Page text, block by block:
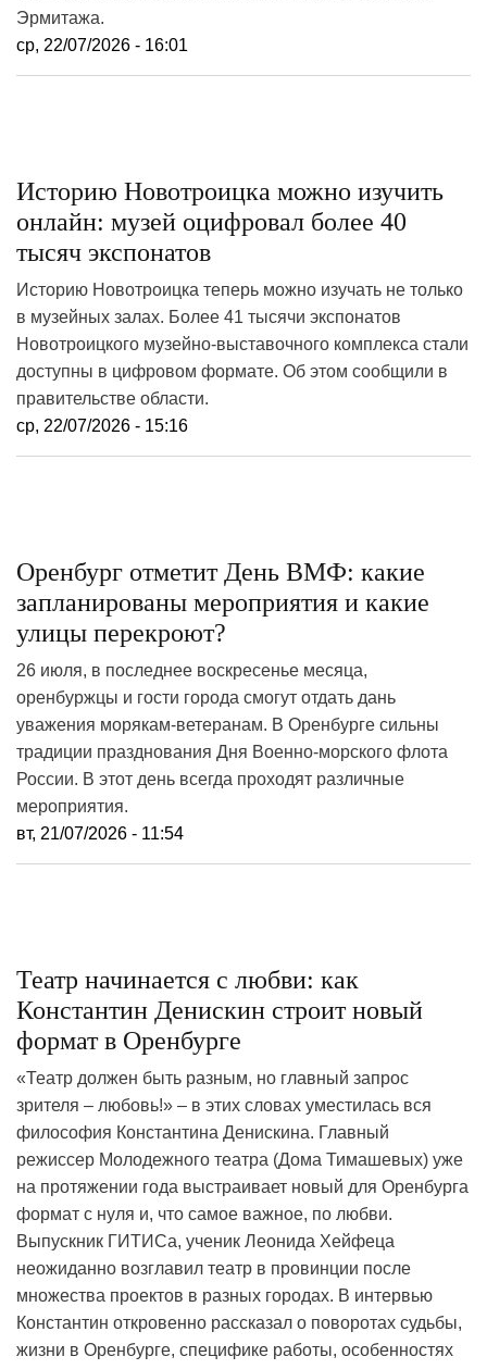
Эрмитажа.
ср, 22/07/2026 - 16:01
Историю Новотроицка можно изучить
онлайн: музей оцифровал более 40
тысяч экспонатов
Историю Новотроицка теперь можно изучать не только
в музейных залах. Более 41 тысячи экспонатов
Новотроицкого музейно-выставочного комплекса стали
доступны в цифровом формате. Об этом сообщили в
правительстве области.
ср, 22/07/2026 - 15:16
Оренбург отметит День ВМФ: какие
запланированы мероприятия и какие
улицы перекроют?
26 июля, в последнее воскресенье месяца,
оренбуржцы и гости города смогут отдать дань
уважения морякам-ветеранам. В Оренбурге сильны
традиции празднования Дня Военно-морского флота
России. В этот день всегда проходят различные
мероприятия.
вт, 21/07/2026 - 11:54
Театр начинается с любви: как
Константин Денискин строит новый
формат в Оренбурге
«Театр должен быть разным, но главный запрос
зрителя – любовь!» – в этих словах уместилась вся
философия Константина Денискина. Главный
режиссер Молодежного театра (Дома Тимашевых) уже
на протяжении года выстраивает новый для Оренбурга
формат с нуля и, что самое важное, по любви.
Выпускник ГИТИСа, ученик Леонида Хейфеца
неожиданно возглавил театр в провинции после
множества проектов в разных городах. В интервью
Константин откровенно рассказал о поворотах судьбы,
жизни в Оренбурге, специфике работы, особенностях